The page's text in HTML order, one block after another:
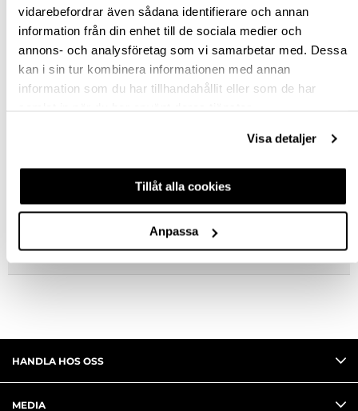
vidarebefordrar även sådana identifierare och annan
information från din enhet till de sociala medier och
annons- och analysföretag som vi samarbetar med. Dessa
kan i sin tur kombinera informationen med annan
information som du har tillhandahållit eller som de har
Visa detaljer
Tillåt alla cookies
Anpassa
VÄLJ VARIANT
Snabba leveranser
Hämta i butik
BESKRIVNING
FRÅGA OM PRODUKT
RECENSIONER
HANDLA HOS OSS
MEDIA